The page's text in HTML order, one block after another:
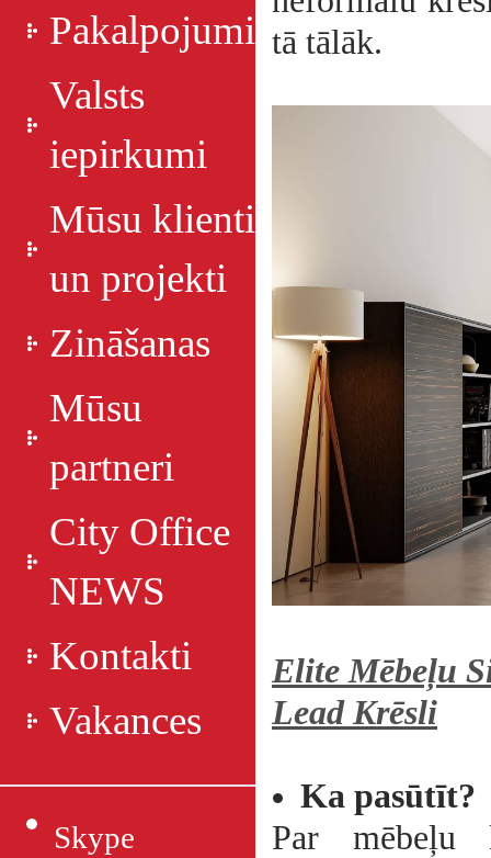
Pakalpojumi
Valsts
iepirkumi
Mūsu klienti
un projekti
Zināšanas
Mūsu
partneri
City Office
NEWS
Kontakti
Vakances
Skype
tā tālāk.
Elite Mēbeļu
Lead Krēsli
Ka pasūtīt?
Par mēbeļu